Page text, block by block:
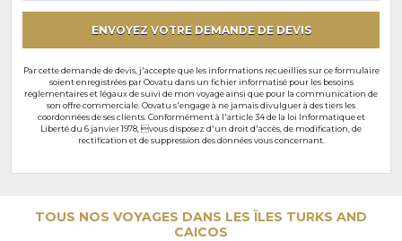
ENVOYEZ VOTRE DEMANDE DE DEVIS
Par cette demande de devis, j'accepte que les informations recueillies sur ce formulaire
soient enregistrées par Oovatu dans un fichier informatisé pour les besoins
réglementaires et légaux de suivi de mon voyage ainsi que pour la communication de
son offre commerciale. Oovatu s'engage à ne jamais divulguer à des tiers les
coordonnées de ses clients. Conformément à l'article 34 de la loi Informatique et
Liberté du 6 janvier 1978, vous disposez d'un droit d'accès, de modification, de
rectification et de suppression des données vous concernant.
TOUS NOS VOYAGES DANS LES ÎLES TURKS AND
CAICOS